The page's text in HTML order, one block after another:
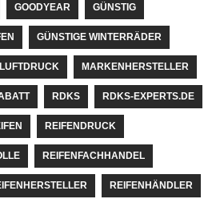
GOODYEAR GÜNSTIG
GÜNSTIGE WINTERRÄDER
LUFTDRUCK MARKENHERSTELLER
RDKS RDKS-EXPERTS.DE
REIFENDRUCK
REIFENFACHHANDEL
REIFENHÄNDLER